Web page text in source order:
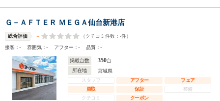
Ｇ－ＡＦＴＥＲ ＭＥＧＡ仙台新港店
総合評価 - （クチコミ件数： -件）
接客：- 雰囲気：- アフター：- 品質：-
掲載台数 350台
所在地
宮城県
スタッフ
アフター
フェア
買取
保証
整備
クチコミ
クーポン